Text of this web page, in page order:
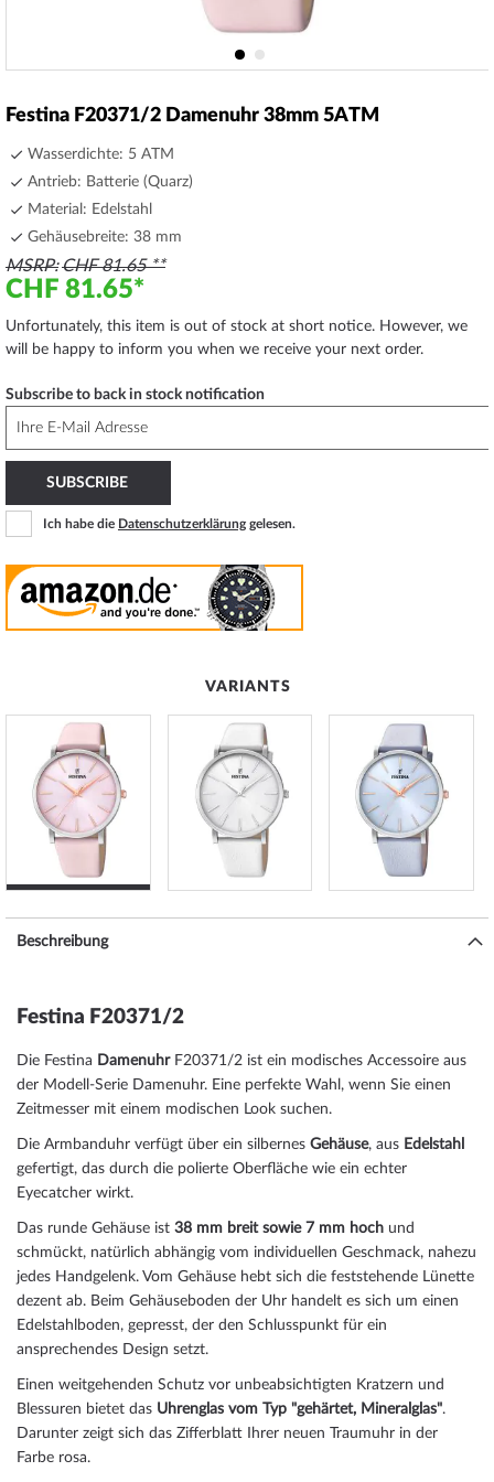
the
beginning
the
images
gallery
Festina F20371/2 Damenuhr 38mm 5ATM
Wasserdichte: 5 ATM
Antrieb: Batterie (Quarz)
Material: Edelstahl
Gehäusebreite: 38 mm
MSRP CHF 81.65
CHF 81.65
Unfortunately, this item is out of stock at short notice. However, we
will be happy to inform you when we receive your next order.
Subscribe to back in stock notification
SUBSCRIBE
Ich habe die Datenschutzerklärung gelesen.
VARIANTS
Beschreibung
Festina F20371/2
Die Festina DamenuhrF20371/2 ist ein modisches Accessoire aus
der Modell-Serie Damenuhr. Eine perfekte Wahl, wenn Sie einen
Zeitmesser mit einem modischen Look suchen.
Die Armbanduhr verfügt über ein silbernes Gehäuse, aus Edelstahl
gefertigt, das durch die polierte Oberfläche wie ein echter
Eyecatcher wirkt.
Das runde Gehäuse ist 38 mm breit sowie 7 mm hoch und
schmückt, natürlich abhängig vom individuellen Geschmack, nahezu
jedes Handgelenk. Vom Gehäuse hebt sich die feststehende Lünette
dezent ab. Beim Gehäuseboden der Uhr handelt es sich um einen
Edelstahlboden, gepresst, der den Schlusspunkt für ein
ansprechendes Design setzt.
Einen weitgehenden Schutz vor unbeabsichtigten Kratzern und
Blessuren bietet das Uhrenglas vom Typ "gehärtet, Mineralglas".
Darunter zeigt sich das Zifferblatt Ihrer neuen Traumuhr in der
Farbe rosa.